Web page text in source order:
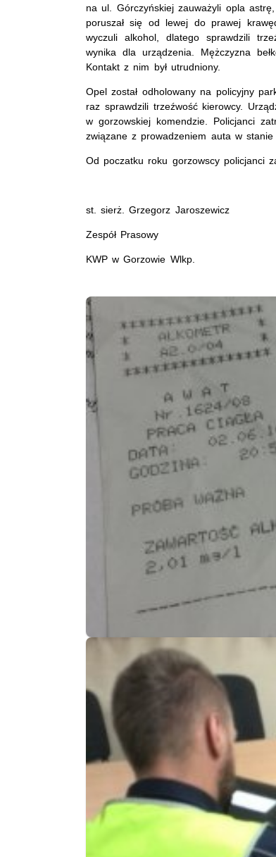
na ul. Górczyńskiej zauważyli opla
poruszał się od lewej do prawej
wyczuli alkohol, dlatego sprawdzili
wynika dla urządzenia. Mężczyzna
Kontakt z nim był utrudniony.
Opel został odholowany na policyjny
raz sprawdzili trzeźwość kierowcy.
w gorzowskiej komendzie. Policjanci
związane z prowadzeniem auta w
Od poczatku roku gorzowscy policjanci
st. sierż. Grzegorz Jaroszewicz
Zespół Prasowy
KWP w Gorzowie Wlkp.